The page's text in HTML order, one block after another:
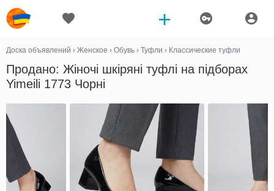
Доска объявлений › Женское › Обувь › Туфли › Классические туфли
Продано: Жіночі шкіряні туфлі на підборах
Yimeili 1773 Чорні